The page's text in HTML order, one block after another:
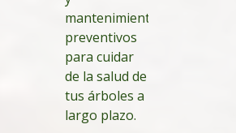
mantenimientos
preventivos
para cuidar
de la salud de
tus árboles a
largo plazo.